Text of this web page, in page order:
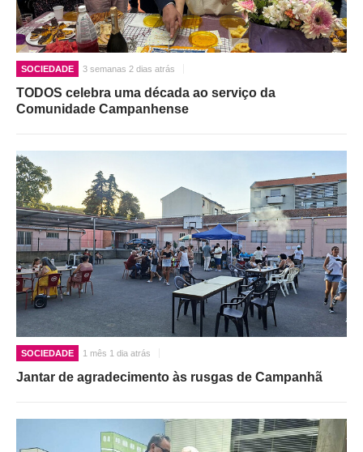
SOCIEDADE 3 semanas 2 dias atrás
TODOS celebra uma década ao serviço da
Comunidade Campanhense
SOCIEDADE 1 mês 1 dia atrás
Jantar de agradecimento às rusgas de Campanhã